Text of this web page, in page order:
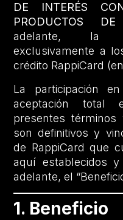
DE INTERÉS
PRODUCTOS DE
adelante, la
exclusivamente a
crédito RappiCard
La participación
aceptación total
presentes
son definitivos y
de RappiCard que
aquí establecidos
adelante, el
1. Beneficio